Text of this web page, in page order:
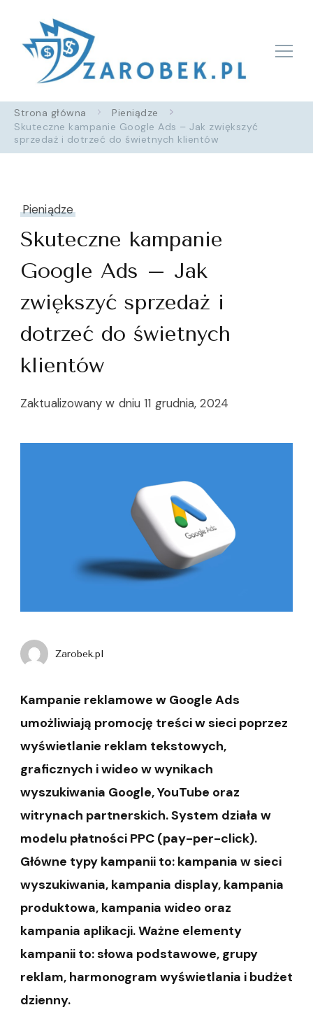
Strona główna
Pieniądze
Skuteczne kampanie Google Ads – Jak zwiększyć
sprzedaż i dotrzeć do świetnych klientów
Pieniądze
Skuteczne kampanie
Google Ads – Jak
zwiększyć sprzedaż i
dotrzeć do świetnych
klientów
Zaktualizowany w dniu11 grudnia, 2024
Zarobek.pl
Kampanie reklamowe w Google Ads
umożliwiają promocję treści w sieci poprzez
wyświetlanie reklam tekstowych,
graficznych i wideo w wynikach
wyszukiwania Google, YouTube oraz
witrynach partnerskich. System działa w
modelu płatności PPC (pay-per-click).
Główne typy kampanii to: kampania w sieci
wyszukiwania, kampania display, kampania
produktowa, kampania wideo oraz
kampania aplikacji. Ważne elementy
kampanii to: słowa podstawowe, grupy
reklam, harmonogram wyświetlania i budżet
dzienny.